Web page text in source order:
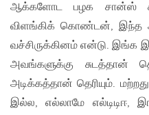
ஆக்களோட பழக சான்ஸ்
விளங்கிக் கொண்டன், இந்த
வச்சிருக்கினம் என்டு. இங்க
அவங்களுக்கு சுடத்தான்
அடிக்கத்தான் தெரியும்.
இல்ல, எல்லாமே எல்டிடிஈ,